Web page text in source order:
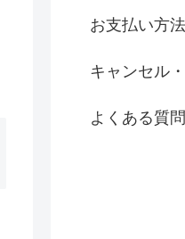
お支払い方
キャンセル
よくある質問